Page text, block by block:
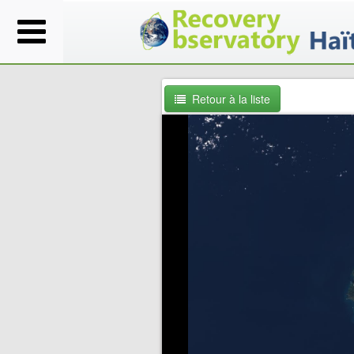
Retour à la liste